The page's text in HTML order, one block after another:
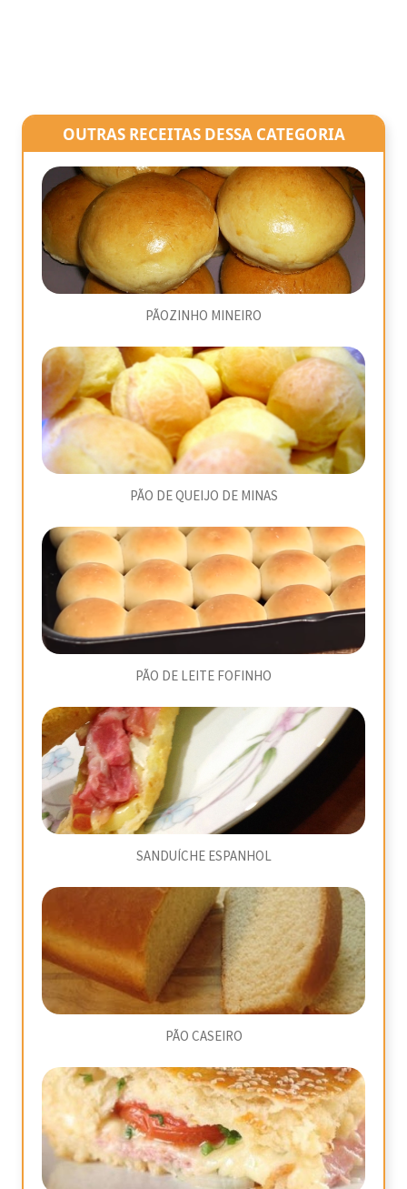
OUTRAS RECEITAS DESSA CATEGORIA
PÃOZINHO MINEIRO
PÃO DE QUEIJO DE MINAS
PÃO DE LEITE FOFINHO
SANDUÍCHE ESPANHOL
PÃO CASEIRO